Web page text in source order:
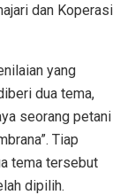
dan Koperasi
yang
dua tema,
seorang petani
Tiap
tema tersebut
dipilih.